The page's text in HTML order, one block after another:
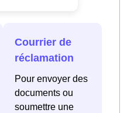
Courrier de
réclamation
Pour envoyer des
documents ou
soumettre une